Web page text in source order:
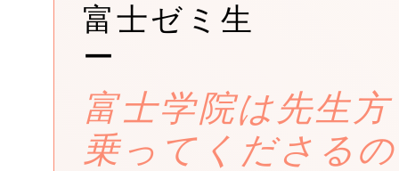
富士ゼミ生
ー
富士学院は先生
乗ってくださる